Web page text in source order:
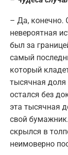
– Да,
невероятная
был за
самый
который
тысячная
остался без
эта тысячная
свой
скрылся в
неимоверно